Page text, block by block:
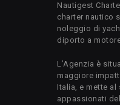
Nautigest
charter nautico
noleggio di
diporto a
L’Agenzia è
maggiore
Italia, e mette al
appassionati